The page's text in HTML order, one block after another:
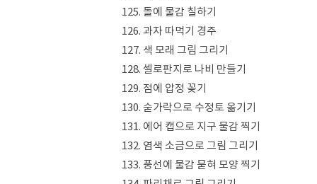
125. 돌에 물감 칠하기
126. 과자 따먹기 경주
127. 색 모래 그림 그리기
128. 셀로판지로 나비 만들기
129. 점에 압정 꽂기
130. 숟가락으로 수정토 옮기기
131. 에어 캡으로 지구 물감 찍기
132. 염색 소금으로 그림 그리기
133. 풍선에 물감 묻혀 모양 찍기